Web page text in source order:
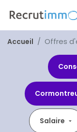
Accueil Offres
Salaire